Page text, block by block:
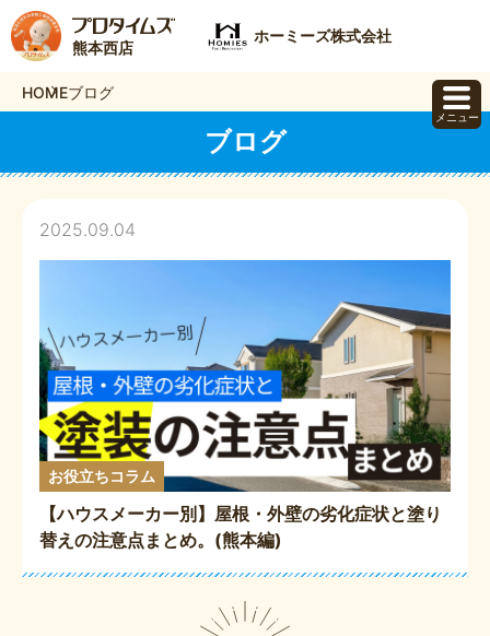
熊本西店
ホーミーズ株式会社
HOMEブログ
ブログ
2025.09.04
お役立ちコラム
【ハウスメーカー別】屋根・外壁の劣化症状と塗り
替えの注意点まとめ。(熊本編)
メニュー